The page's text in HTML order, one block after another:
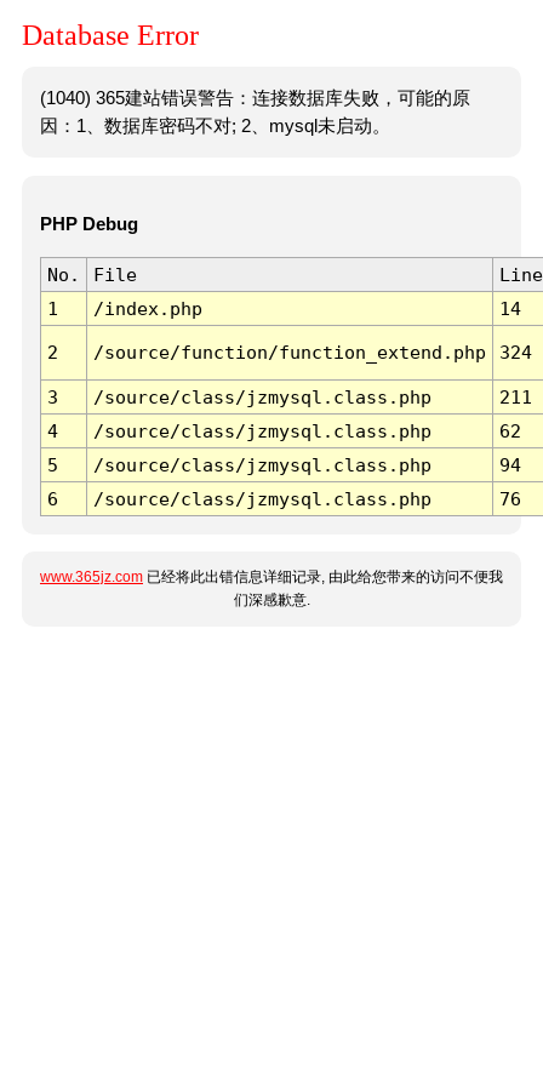
Database Error
(1040) 365建站错误警告：连接数据库失败，可能的原
因：1、数据库密码不对; 2、mysql未启动。
PHP Debug
No. File
Line
1
/index.php 14
2 /source/function/function_extend.php 324
3 /source/class/jzmysql.class.php
211
4
/source/class/jzmysql.class.php
62
5
/source/class/jzmysql.class.php
94
6
/source/class/jzmysql.class.php 76
www.365jz.com 已经将此出错信息详细记录, 由此给您带来的访问不便我
们深感歉意.